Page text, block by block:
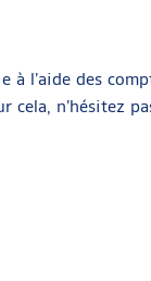
à l’aide des
cela, n’hésitez